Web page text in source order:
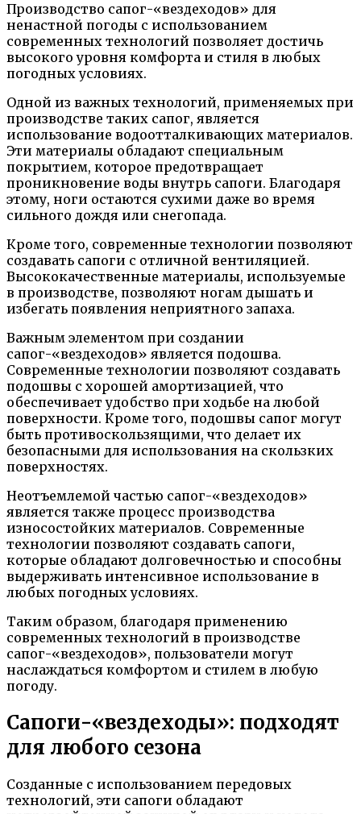
Производство сапог-«вездеходов» для
ненастной погоды с использованием
современных технологий позволяет достичь
высокого уровня комфорта и стиля в любых
погодных условиях.
Одной из важных технологий, применяемых при
производстве таких сапог, является
использование водоотталкивающих материалов.
Эти материалы обладают специальным
покрытием, которое предотвращает
проникновение воды внутрь сапоги. Благодаря
этому, ноги остаются сухими даже во время
сильного дождя или снегопада.
Кроме того, современные технологии позволяют
создавать сапоги с отличной вентиляцией.
Высококачественные материалы, используемые
в производстве, позволяют ногам дышать и
избегать появления неприятного запаха.
Важным элементом при создании
сапог-«вездеходов» является подошва.
Современные технологии позволяют создавать
подошвы с хорошей амортизацией, что
обеспечивает удобство при ходьбе на любой
поверхности. Кроме того, подошвы сапог могут
быть противоскользящими, что делает их
безопасными для использования на скользких
поверхностях.
Неотъемлемой частью сапог-«вездеходов»
является также процесс производства
износостойких материалов. Современные
технологии позволяют создавать сапоги,
которые обладают долговечностью и способны
выдерживать интенсивное использование в
любых погодных условиях.
Таким образом, благодаря применению
современных технологий в производстве
сапог-«вездеходов», пользователи могут
наслаждаться комфортом и стилем в любую
погоду.
Сапоги-«вездеходы»: подходят
для любого сезона
Созданные с использованием передовых
технологий, эти сапоги обладают